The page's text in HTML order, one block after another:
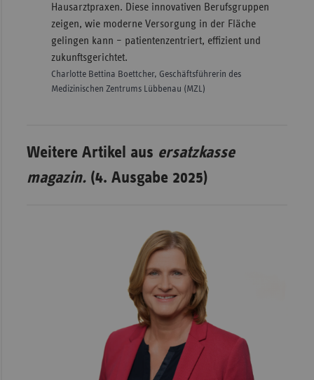
Hausarztpraxen. Diese innovativen Berufsgruppen
zeigen, wie moderne Versorgung in der Fläche
gelingen kann – patientenzentriert, effizient und
zukunftsgerichtet.
Charlotte Bettina Boettcher, Geschäftsführerin des
Medizinischen Zentrums Lübbenau (MZL)
Weitere Artikel aus ersatzkasse
magazin.(4. Ausgabe 2025)